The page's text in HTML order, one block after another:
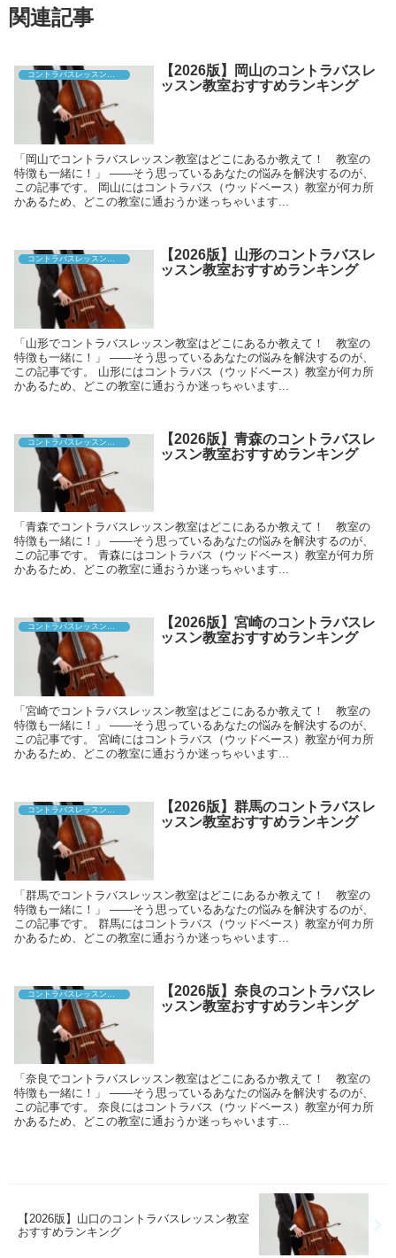
関連記事
【2026版】岡山のコントラバスレ
ッスン教室おすすめランキング
「岡山でコントラバスレッスン教室はどこにあるか教えて！ 教室の
特徴も一緒に！」 ――そう思っているあなたの悩みを解決するのが、
この記事です。 岡山にはコントラバス（ウッドベース）教室が何カ所
かあるため、どこの教室に通おうか迷っちゃいます...
【2026版】山形のコントラバスレ
ッスン教室おすすめランキング
「山形でコントラバスレッスン教室はどこにあるか教えて！ 教室の
特徴も一緒に！」 ――そう思っているあなたの悩みを解決するのが、
この記事です。 山形にはコントラバス（ウッドベース）教室が何カ所
かあるため、どこの教室に通おうか迷っちゃいます...
コントラバスレッスン教室
【2026版】青森のコントラバスレ
ッスン教室おすすめランキング
「青森でコントラバスレッスン教室はどこにあるか教えて！ 教室の
特徴も一緒に！」 ――そう思っているあなたの悩みを解決するのが、
この記事です。 青森にはコントラバス（ウッドベース）教室が何カ所
かあるため、どこの教室に通おうか迷っちゃいます...
【2026版】宮崎のコントラバスレ
ッスン教室おすすめランキング
「宮崎でコントラバスレッスン教室はどこにあるか教えて！ 教室の
特徴も一緒に！」 ――そう思っているあなたの悩みを解決するのが、
この記事です。 宮崎にはコントラバス（ウッドベース）教室が何カ所
かあるため、どこの教室に通おうか迷っちゃいます...
コントラバスレッスン教室
【2026版】群馬のコントラバスレ
ッスン教室おすすめランキング
「群馬でコントラバスレッスン教室はどこにあるか教えて！ 教室の
特徴も一緒に！」 ――そう思っているあなたの悩みを解決するのが、
この記事です。 群馬にはコントラバス（ウッドベース）教室が何カ所
かあるため、どこの教室に通おうか迷っちゃいます...
コントラバスレッスン教室
【2026版】奈良のコントラバスレ
ッスン教室おすすめランキング
「奈良でコントラバスレッスン教室はどこにあるか教えて！ 教室の
特徴も一緒に！」 ――そう思っているあなたの悩みを解決するのが、
この記事です。 奈良にはコントラバス（ウッドベース）教室が何カ所
かあるため、どこの教室に通おうか迷っちゃいます...
【2026版】山口のコントラバスレッスン教室
おすすめランキング